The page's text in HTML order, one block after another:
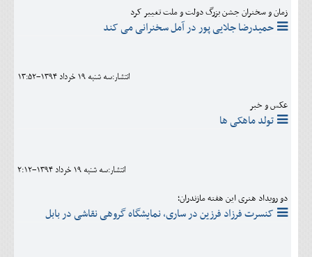
زمان و سخنران جشن بزرگ دولت و ملت تغییر کرد
حمیدرضا جلایی پور در آمل سخنرانی می کند
انتشار:سه شنبه 19 خرداد 1394-13:52
عکس و خبر
تولد ماهکی ها
انتشار:سه شنبه 19 خرداد 1394-2:12
دو رویداد هنری این هفته مازندران؛
کنسرت فرزاد فرزین در ساری، نمایشگاه گروهی نقاشی در بابل